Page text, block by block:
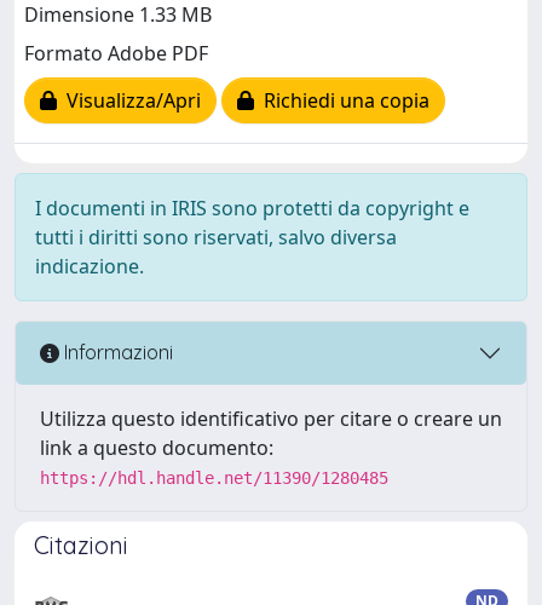
Dimensione 1.33 MB
Formato Adobe PDF
Visualizza/Apri
Richiedi una copia
I documenti in IRIS sono protetti da copyright e
tutti i diritti sono riservati, salvo diversa
indicazione.
Informazioni
Utilizza questo identificativo per citare o creare un
link a questo documento:
https://hdl.handle.net/11390/1280485
Citazioni